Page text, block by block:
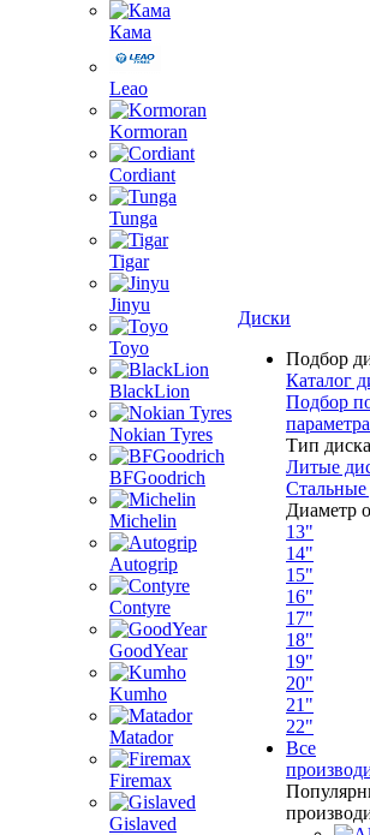
Кама
Leao
Kormoran
Cordiant
Tunga
Tigar
Jinyu
Toyo
BlackLion
Nokian Tyres
BFGoodrich
Michelin
Autogrip
Contyre
GoodYear
Kumho
Matador
Firemax
Gislaved
Диски
Подбор
Каталог
Подбор
Тип диска
Литые
Стальные
Диаметр
13"
14"
15"
16"
17"
18"
19"
20"
21"
22"
Все